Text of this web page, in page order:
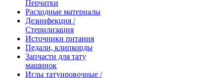
Перчатки
Расходные материалы
Дезинфекция /
Стерилизация
Источники питания
Педали, клипкорды
Запчасти для тату
машинок
Иглы татуировочные /